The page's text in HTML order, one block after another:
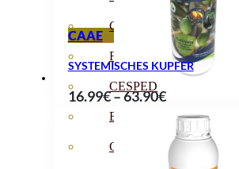
CÍTRICOS
FRUTALES
CÉSPED
BONSAI
CONÍFERAS Y SETOS
CAAE
SYSTEMISCHES KUPFER
16.99€–63.90€Preisspanne:
16.99€
bis
63.90€